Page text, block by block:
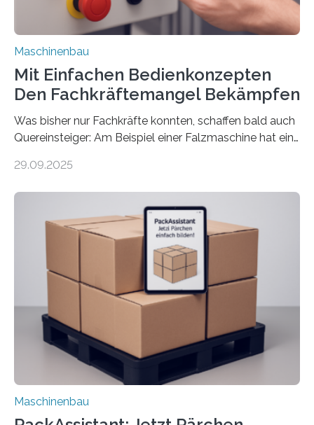
Maschinenbau
Mit Einfachen Bedienkonzepten
Den Fachkräftemangel Bekämpfen
Was bisher nur Fachkräfte konnten, schaffen bald auch
Quereinsteiger: Am Beispiel einer Falzmaschine hat ein
Mensch-Maschine-Schnittstelle so sehr vereinfacht,
Die zugrunde liegende Methodik lässt sich auf alle
anderen Maschinen übertragen. Eine Falzmaschine
umzurüsten ist ein Job für echte Profis. Eine solche
Maschine faltet in Druckereien Broschüren, Prospekte,
Landkarten und vieles mehr – mehrere Zehntausend
Exemplare pro Stunde. Je nach Maschinentyp und
Auftrag kann das Umrüsten…
29.09.2025
Maschinenbau